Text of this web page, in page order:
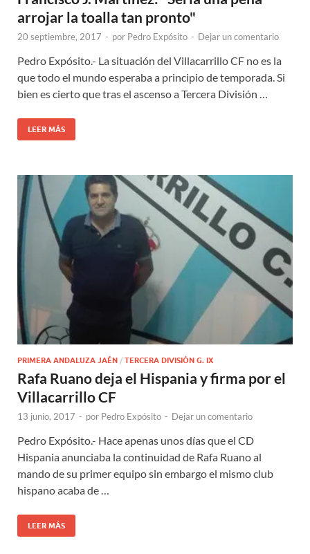
arrojar la toalla tan pronto"
20 septiembre, 2017 - por Pedro Expósito - Dejar un comentario
Pedro Expósito.- La situación del Villacarrillo CF no es la
que todo el mundo esperaba a principio de temporada. Si
bien es cierto que tras el ascenso a Tercera División …
LEER MÁS
PRIMERA ANDALUZA JAÉN / TERCERA DIVISIÓN G. IX
Rafa Ruano deja el Hispania y firma por el
Villacarrillo CF
13 junio, 2017 - por Pedro Expósito - Dejar un comentario
Pedro Expósito.- Hace apenas unos días que el CD
Hispania anunciaba la continuidad de Rafa Ruano al
mando de su primer equipo sin embargo el mismo club
hispano acaba de …
LEER MÁS